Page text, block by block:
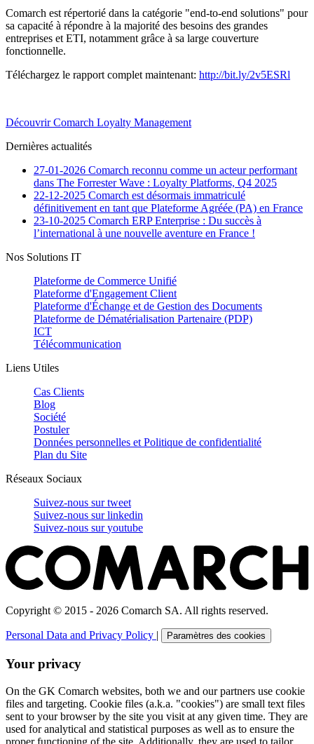
Comarch est répertorié dans la catégorie "end-to-end solutions" pour
sa capacité à répondre à la majorité des besoins des grandes
entreprises et ETI, notamment grâce à sa large couverture
fonctionnelle.
Téléchargez le rapport complet maintenant: http://bit.ly/2v5ESRl
Découvrir Comarch Loyalty Management
Dernières actualités
27-01-2026 Comarch reconnu comme un acteur performant
dans The Forrester Wave : Loyalty Platforms, Q4 2025
22-12-2025 Comarch est désormais immatriculé
définitivement en tant que Plateforme Agréée (PA) en France
23-10-2025 Comarch ERP Enterprise : Du succès à
l’international à une nouvelle aventure en France !
Nos Solutions IT
Plateforme de Commerce Unifié
Plateforme d'Engagement Client
Plateforme d'Échange et de Gestion des Documents
Plateforme de Dématérialisation Partenaire (PDP)
ICT
Télécommunication
Liens Utiles
Cas Clients
Blog
Société
Postuler
Données personnelles et Politique de confidentialité
Plan du Site
Réseaux Sociaux
Suivez-nous surtweet
Suivez-nous surlinkedin
Suivez-nous suryoutube
Copyright © 2015 - 2026 Comarch SA. All rights reserved.
Personal Data and Privacy Policy | Paramètres des cookies
Your privacy
On the GK Comarch websites, both we and our partners use cookie
files and targeting. Cookie files (a.k.a. "cookies") are small text files
sent to your browser by the site you visit at any given time. They are
used for analytical and statistical purposes as well as to ensure the
proper functioning of the site. Additionally, they are used to tailor